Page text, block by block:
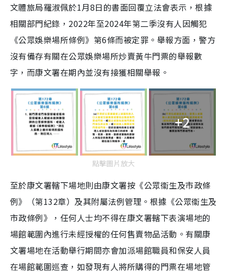
文體旅局羅淑佩於1月8日的書面回覆立法會表示，根據
相關部門紀錄，2022年至2024年第二季沒有人因觸犯
《公眾娛樂場所條例》第6條而被定罪。舉報方面，警方
沒有備存有關在公眾娛樂場所炒賣黃牛門票的舉報數
字，而康文署在期內並沒有接獲相關舉報。
+2
點擊圖片放大
至於康文署轄下場地則由康文署按《公眾衞生及市政條
例》（第132章）及其附屬法例管理。根據《公眾衞生及
市政條例》，任何人士均不得在康文署轄下表演場地的
場館範圍內進行未經授權的任何售賣物品活動。有關康
文署場地在活動舉行期間亦會加派場館職員和保安人員
在場館範圍巡查，如發現有人將所購得的門票在場地管